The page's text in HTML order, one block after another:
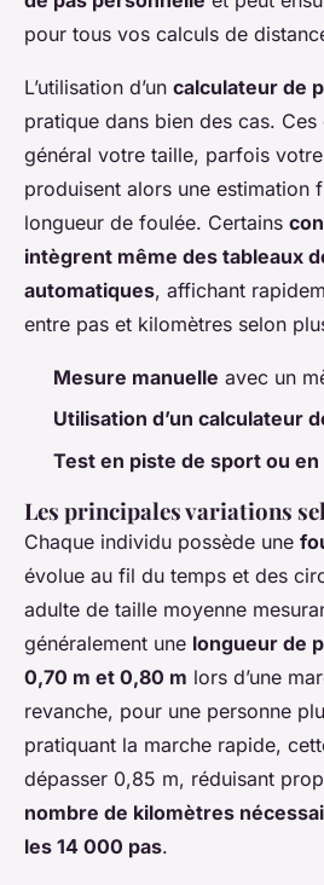
pour tous vos calculs de
L’utilisation d’un calculateur de
pratique dans bien des cas.
général votre taille, parfois
produisent alors une estimation
longueur de foulée. Certains
intègrent même des tableaux
automatiques, affichant
entre pas et kilomètres selon
Mesure manuelle avec un
Utilisation d’un calculateur
Test en piste de sport ou
Les principales variations
Chaque individu possède une
évolue au fil du temps et des
adulte de taille moyenne
généralement une longueur de
0,70 m et 0,80 m lors d’une
revanche, pour une personne
pratiquant la marche rapide,
dépasser 0,85 m, réduisant
nombre de kilomètres
les 14 000 pas.